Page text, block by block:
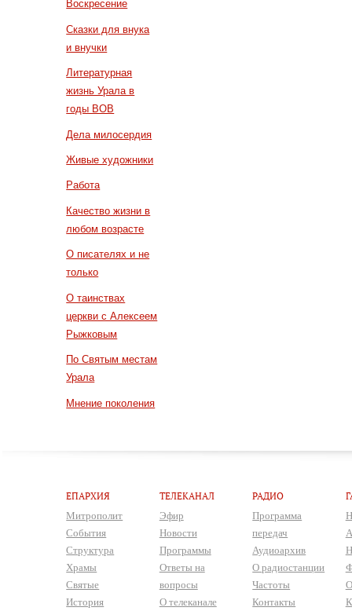
Воскресение
Сказки для внука
и внучки
Литературная
жизнь Урала в
годы ВОВ
Дела милосердия
Живые художники
Работа
Качество жизни в
любом возрасте
О писателях и не
только
О таинствах
церкви с Алексеем
Рыжковым
По Святым местам
Урала
Мнение поколения
ЕПАРХИЯ
Митрополит
События
Структура
Храмы
Святые
История
ТЕЛЕКАНАЛ
Эфир
Новости
Программы
Ответы на
вопросы
О телеканале
РАДИО
Программа
передач
Аудиоархив
О радиостанции
Частоты
Контакты